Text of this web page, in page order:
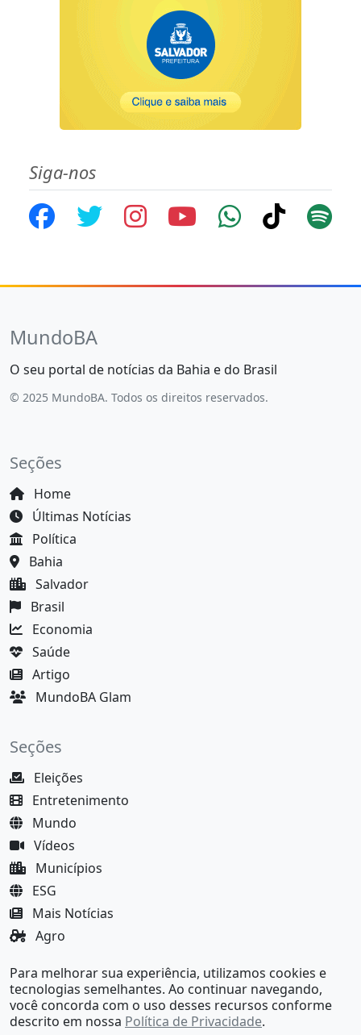
Siga-nos
MundoBA
O seu portal de notícias da Bahia e do Brasil
© 2025 MundoBA. Todos os direitos reservados.
Seções
Home
Últimas Notícias
Política
Bahia
Salvador
Brasil
Economia
Saúde
Artigo
MundoBA Glam
Seções
Eleições
Entretenimento
Mundo
Vídeos
Municípios
ESG
Mais Notícias
Agro
MundoBA Black
Para melhorar sua experiência, utilizamos cookies e
tecnologias semelhantes. Ao continuar navegando,
você concorda com o uso desses recursos conforme
descrito em nossa Política de Privacidade.